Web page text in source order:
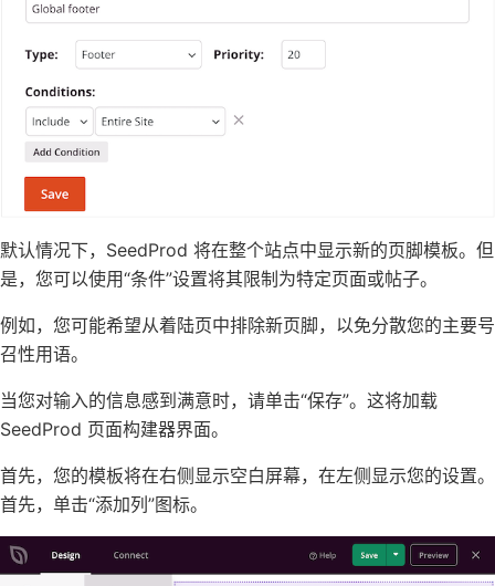
默认情况下，SeedProd 将在整个站点中显示新的页脚模板。但
是，您可以使用“条件”设置将其限制为特定页面或帖子。
例如，您可能希望从着陆页中排除新页脚，以免分散您的主要号
召性用语。
当您对输入的信息感到满意时，请单击“保存”。这将加载
SeedProd 页面构建器界面。
首先，您的模板将在右侧显示空白屏幕，在左侧显示您的设置。
首先，单击“添加列”图标。